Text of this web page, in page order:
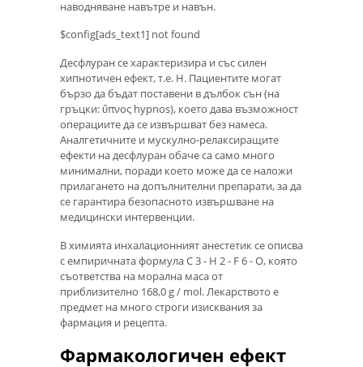
наводняване навътре и навън.
$config[ads_text1] not found
Десфлуран се характеризира и със силен
хипнотичен ефект, т.е. H. Пациентите могат
бързо да бъдат поставени в дълбок сън (на
гръцки: ὕπνος hypnos), което дава възможност
операциите да се извършват без намеса.
Аналгетичните и мускулно-релаксиращите
ефекти на десфлуран обаче са само много
минимални, поради което може да се наложи
прилагането на допълнителни препарати, за да
се гарантира безопасното извършване на
медицински интервенции.
В химията инхалационният анестетик се описва
с емпиричната формула C 3 - H 2 - F 6 - O, която
съответства на морална маса от
приблизително 168,0 g / mol. Лекарството е
предмет на много строги изисквания за
фармация и рецепта.
Фармакологичен ефект